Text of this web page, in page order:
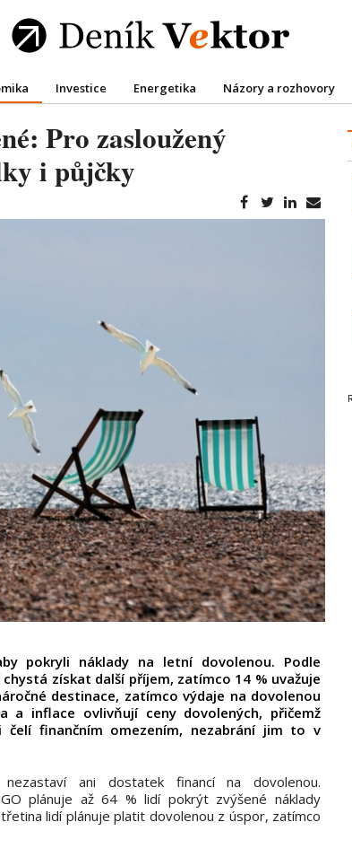
Investice Energetika Názory a rozhovory
Pro zasloužený
i půjčky
pokryli náklady na letní dovolenou. Podle
získat další příjem, zatímco 14 % uvažuje
destinace, zatímco výdaje na dovolenou
a inflace ovlivňují ceny dovolených, přičemž
čelí finančním omezením, nezabrání jim to v
ani dostatek financí na dovolenou.
plánuje až 64 % lidí pokrýt zvýšené náklady
třetina lidí plánuje platit dovolenou z úspor, zatímco